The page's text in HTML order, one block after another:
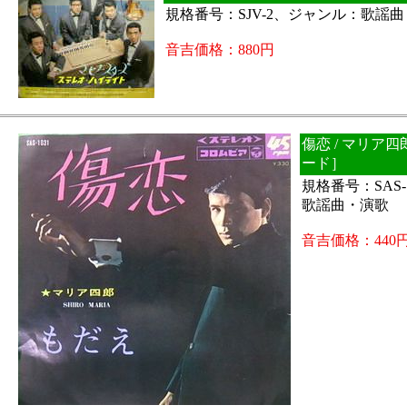
規格番号：SJV-2、ジャンル：歌謡
音吉価格：880円
傷恋 / マリア四
ード］
規格番号：
歌謡曲・演歌
音吉価格：440